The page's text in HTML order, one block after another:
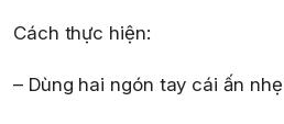
Cách thực hiện:
– Dùng hai ngón tay cái ấn